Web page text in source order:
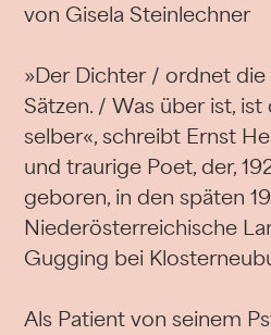
von Gisela Steinlechner
»Der Dichter / ordnet
Sätzen. / Was über ist,
selber«, schreibt Ernst
und traurige Poet, der,
geboren, in den späten
Niederösterreichische
Gugging bei
Als Patient von seinem